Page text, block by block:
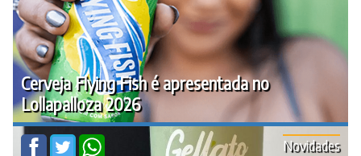
Cerveja Flying Fish é apresentada no
Lollapalloza 2026
Novidades